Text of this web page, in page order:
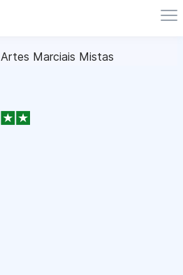
Artes Marciais Mistas